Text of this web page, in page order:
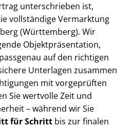
unterschrieben ist,
vollständige Vermarktung
(Württemberg). Wir
Ob­jekt­prä­sen­ta­ti­on,
auf den richtigen
Unterlagen zusammen
mit vorgeprüften
Sie wertvolle Zeit und
– während wir Sie
für Schritt bis zur finalen